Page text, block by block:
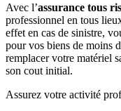
Avec l’assurance tous
professionnel en tous
effet en cas de sinistre,
pour vos biens de moins
remplacer votre matériel
son cout initial.
Assurez votre activité